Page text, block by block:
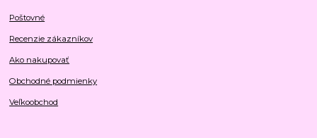
Poštovné
Recenzie zákazníkov
Ako nakupovať
Obchodné podmienky
Veľkoobchod